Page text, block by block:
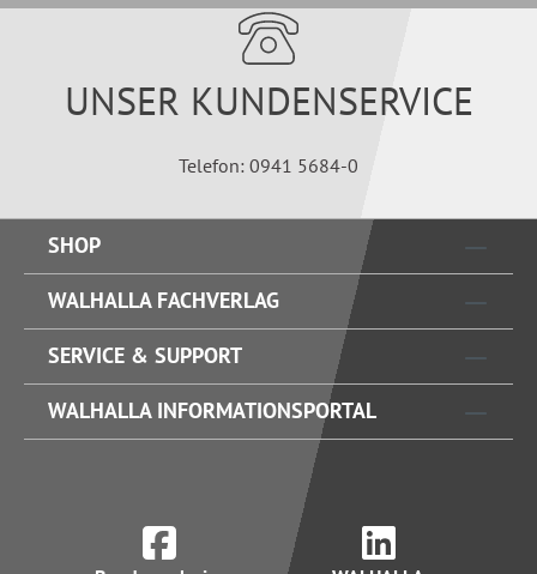
UNSER KUNDENSERVICE
Telefon: 0941 5684-0
SHOP
WALHALLA FACHVERLAG
SERVICE & SUPPORT
WALHALLA INFORMATIONSPORTAL